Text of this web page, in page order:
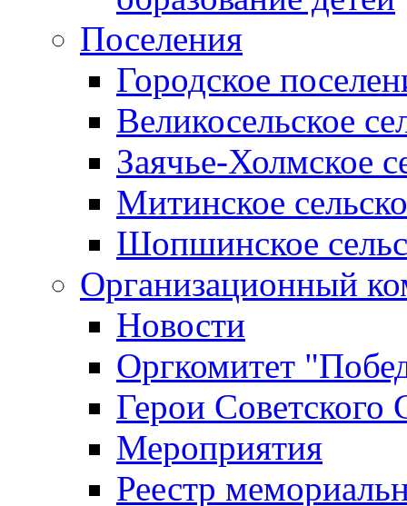
Поселения
Городское
Великосельское
Заячье-Холмское
Митинское
Шопшинское
Организационный
Новости
Оргкомитет
Герои Советского
Мероприятия
Реестр